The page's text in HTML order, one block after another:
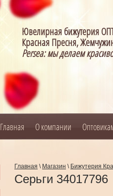
Ювелирная бижутерия
Красная Пресня,
Persea: мы делаем
Главная О компании
Главная \ Магазин \ Бижутерия
Серьги 34017796